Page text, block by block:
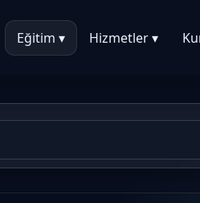
Eğitim ▾ Hizmetler ▾